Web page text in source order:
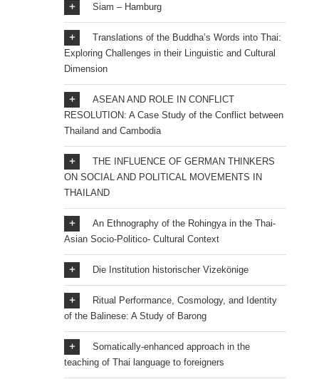
Siam – Hamburg
Translations of the Buddha’s Words into Thai:
Exploring Challenges in their Linguistic and Cultural
Dimension
ASEAN AND ROLE IN CONFLICT
RESOLUTION: A Case Study of the Conflict between
Thailand and Cambodia
THE INFLUENCE OF GERMAN THINKERS
ON SOCIAL AND POLITICAL MOVEMENTS IN
THAILAND
An Ethnography of the Rohingya in the Thai-
Asian Socio-Politico- Cultural Context
Die Institution historischer Vizekönige
Ritual Performance, Cosmology, and Identity
of the Balinese: A Study of Barong
Somatically-enhanced approach in the
teaching of Thai language to foreigners